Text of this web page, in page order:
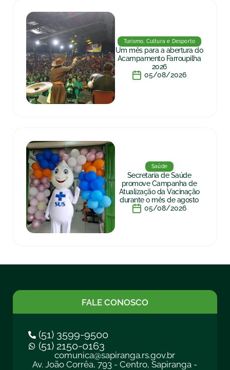
Turismo, Cultura e Desporto
Um mês para a abertura do
Acampamento Farroupilha
2026
05/08/2026
Saúde
Secretaria de Saúde
promove Campanha de
Atualização da Vacinação
durante o mês de agosto
05/08/2026
FALE CONOSCO
(51) 3599-9500
(51) 2150-0163
comunica@sapiranga.rs.gov.br
Av. João Corrêa, 793 - Centro, Sapiranga -